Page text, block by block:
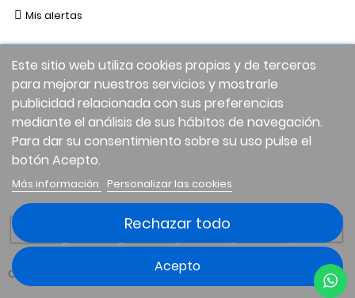
Este sitio web utiliza cookies propias y de terceros
para mejorar nuestros servicios y mostrarle
publicidad relacionada con sus preferencias
mediante el análisis de sus hábitos de navegación.
Para dar su consentimiento sobre su uso pulse el
botón Acepto.
Más información Personalizar las cookies
Rechazar todo
Acepto
Mis alertas
Facebook
Twitter
Copyright © 2026 Elitienda.com | Todos los derechos reservados.